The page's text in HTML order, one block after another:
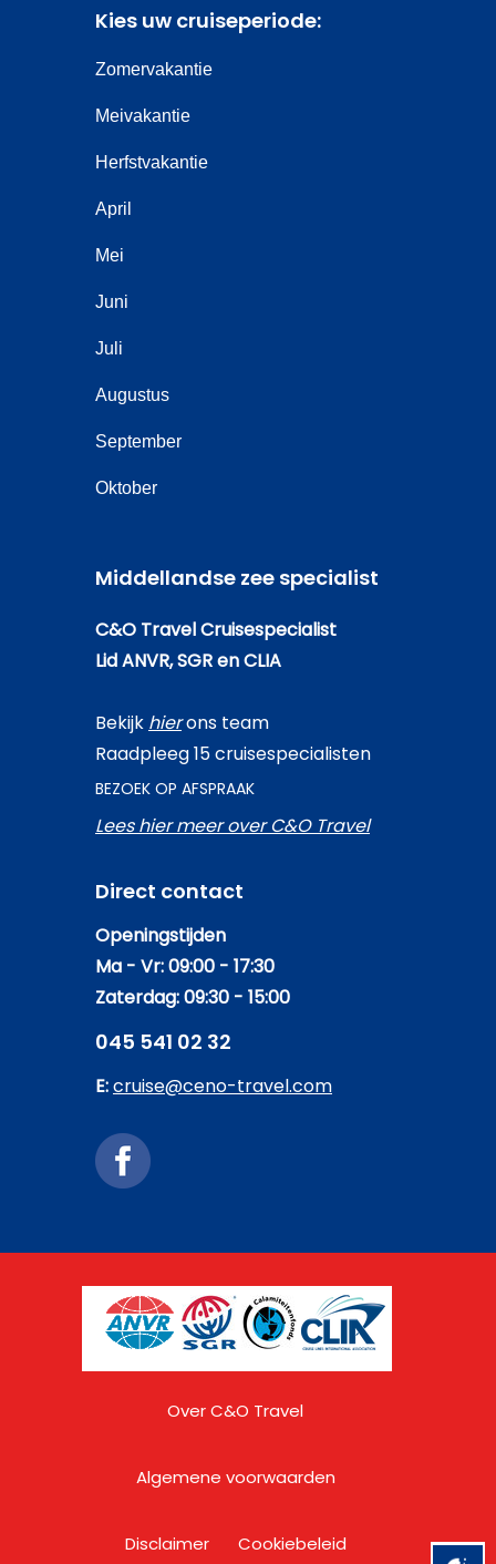
Kies uw cruiseperiode:
Zomervakantie
Meivakantie
Herfstvakantie
April
Mei
Juni
Juli
Augustus
September
Oktober
Middellandse zee specialist
C&O Travel Cruisespecialist
Lid ANVR, SGR en CLIA
Bekijk hierons team
Raadpleeg 15 cruisespecialisten
BEZOEK OP AFSPRAAK
Lees hier meer over C&O Travel
Direct contact
Openingstijden
Ma - Vr: 09:00 - 17:30
Zaterdag: 09:30 - 15:00
045 541 02 32
E:cruise@ceno-travel.com
Over C&O Travel
Algemene voorwaarden
Disclaimer Cookiebeleid